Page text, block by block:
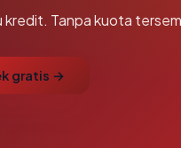
Tanpa kuota
gratis →